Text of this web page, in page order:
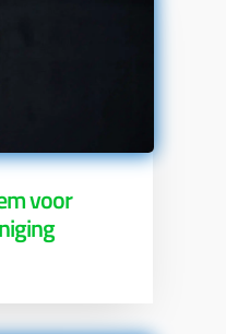
voor